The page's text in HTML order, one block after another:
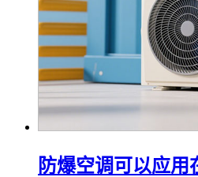
防爆空调可以应用